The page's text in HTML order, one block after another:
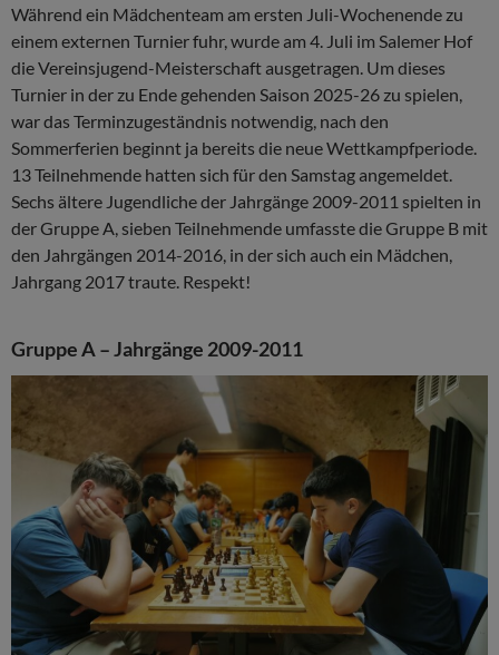
Während ein Mädchenteam am ersten Juli-Wochenende zu
einem externen Turnier fuhr, wurde am 4. Juli im Salemer Hof
die Vereinsjugend-Meisterschaft ausgetragen. Um dieses
Turnier in der zu Ende gehenden Saison 2025-26 zu spielen,
war das Terminzugeständnis notwendig, nach den
Sommerferien beginnt ja bereits die neue Wettkampfperiode.
13 Teilnehmende hatten sich für den Samstag angemeldet.
Sechs ältere Jugendliche der Jahrgänge 2009-2011 spielten in
der Gruppe A, sieben Teilnehmende umfasste die Gruppe B mit
den Jahrgängen 2014-2016, in der sich auch ein Mädchen,
Jahrgang 2017 traute. Respekt!
Gruppe A – Jahrgänge 2009-2011